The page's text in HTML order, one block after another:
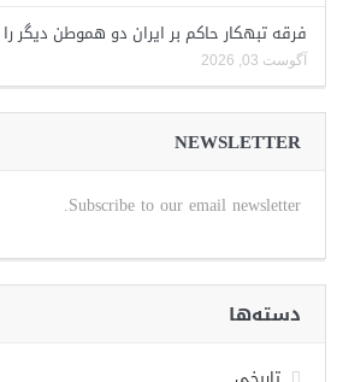
فرقه تبهکار حاکم بر ایران دو هموطن دیگر
آگوست 03, 2026
NEWSLETTER
Subscribe to our email newsletter.
دسته‌ها